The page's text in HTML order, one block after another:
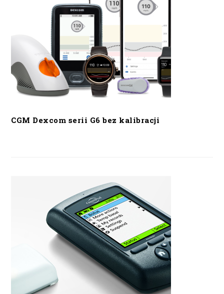
CGM Dexcom serii G6 bez kalibracji